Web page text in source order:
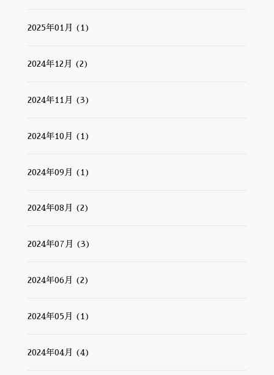
2025年01月 (1)
2024年12月 (2)
2024年11月 (3)
2024年10月 (1)
2024年09月 (1)
2024年08月 (2)
2024年07月 (3)
2024年06月 (2)
2024年05月 (1)
2024年04月 (4)